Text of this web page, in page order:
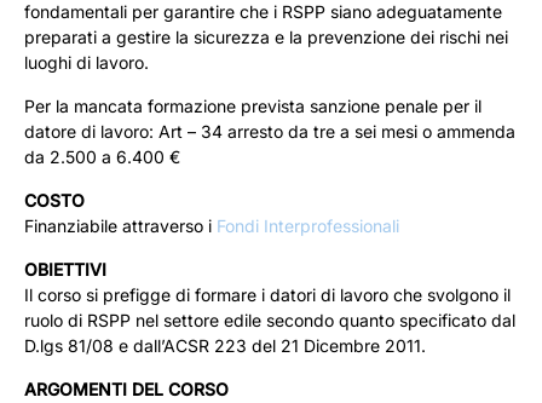
fondamentali per garantire che i RSPP siano adeguatamente
preparati a gestire la sicurezza e la prevenzione dei rischi nei
luoghi di lavoro.
Per la mancata formazione prevista sanzione penale per il
datore di lavoro: Art – 34 arresto da tre a sei mesi o ammenda
da 2.500 a 6.400 €
COSTO
Finanziabile attraverso i Fondi Interprofessionali
OBIETTIVI
Il corso si prefigge di formare i datori di lavoro che svolgono il
ruolo di RSPP nel settore edile secondo quanto specificato dal
D.lgs 81/08 e dall’ACSR 223 del 21 Dicembre 2011.
ARGOMENTI DEL CORSO